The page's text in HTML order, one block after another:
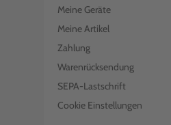
Meine Geräte
Meine Artikel
Zahlung
Warenrücksendung
SEPA-Lastschrift
Cookie Einstellungen